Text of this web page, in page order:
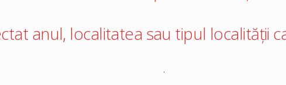
anul, localitatea sau tipul localității
.